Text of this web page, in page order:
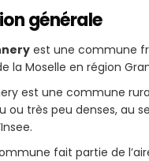
générale
est une commune
la Moselle en région
est une commune
ou très peu denses, au
fait partie de